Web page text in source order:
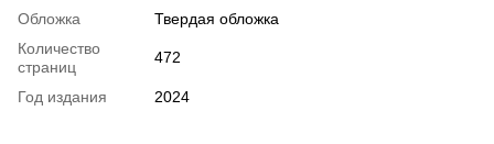
Обложка
Твердая обложка
Количество
страниц
472
Год издания 2024